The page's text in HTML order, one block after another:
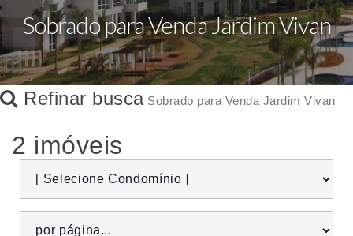
Sobrado para Venda Jardim Vivan
Refinar busca Sobrado para Venda Jardim Vivan
2 imóveis